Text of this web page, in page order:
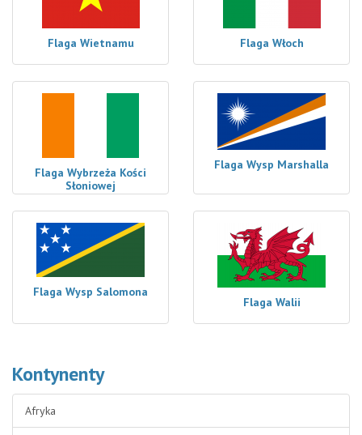
Flaga Wietnamu Flaga Włoch
Flaga Wybrzeża Kości
Słoniowej
Flaga Wysp Marshalla
Flaga Wysp Salomona
Flaga Walii
Kontynenty
Afryka